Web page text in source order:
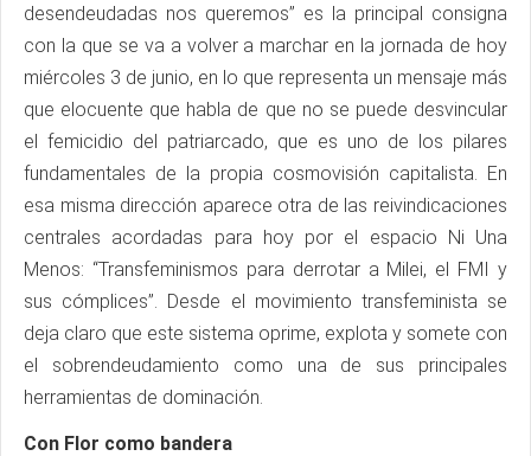
desendeudadas nos queremos” es la principal consigna
con la que se va a volver a marchar en la jornada de hoy
miércoles 3 de junio, en lo que representa un mensaje más
que elocuente que habla de que no se puede desvincular
el femicidio del patriarcado, que es uno de los pilares
fundamentales de la propia cosmovisión capitalista. En
esa misma dirección aparece otra de las reivindicaciones
centrales acordadas para hoy por el espacio Ni Una
Menos: “Transfeminismos para derrotar a Milei, el FMI y
sus cómplices”. Desde el movimiento transfeminista se
deja claro que este sistema oprime, explota y somete con
el sobrendeudamiento como una de sus principales
herramientas de dominación.
Con Flor como bandera